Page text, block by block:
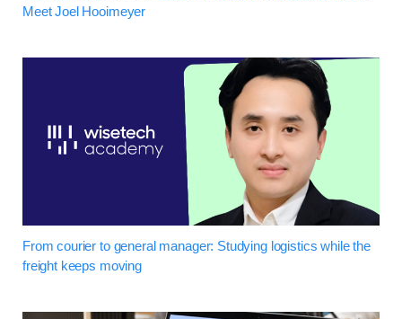
Meet Joel Hooimeyer
From courier to general manager: Studying logistics while the
freight keeps moving